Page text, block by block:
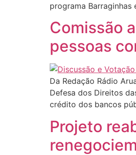
programa
Comissão
pessoas
Da Redação Rádio
Defesa dos Direitos
crédito dos bancos
Projeto